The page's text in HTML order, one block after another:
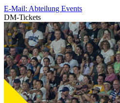
E-Mail: Abteilung Events
DM-Tickets